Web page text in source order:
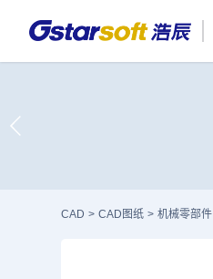
CAD > CAD图纸 > 机械零部件